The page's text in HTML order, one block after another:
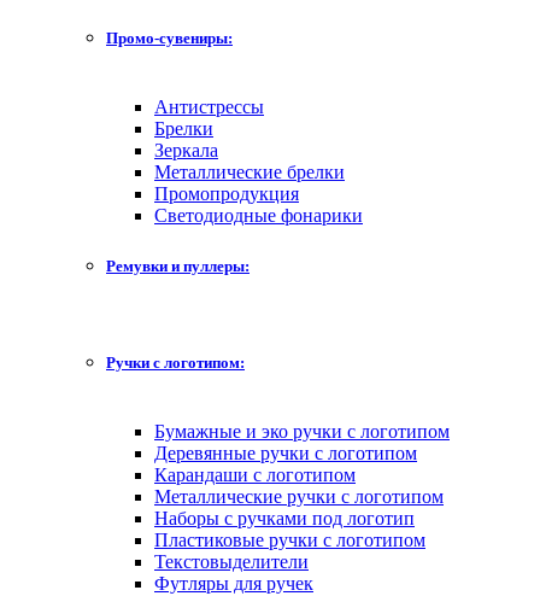
Промо-сувениры:
Антистрессы
Брелки
Зеркала
Металлические брелки
Промопродукция
Светодиодные фонарики
Ремувки и пуллеры:
Ручки с логотипом:
Бумажные и эко ручки с логотипом
Деревянные ручки с логотипом
Карандаши с логотипом
Металлические ручки с логотипом
Наборы с ручками под логотип
Пластиковые ручки с логотипом
Текстовыделители
Футляры для ручек